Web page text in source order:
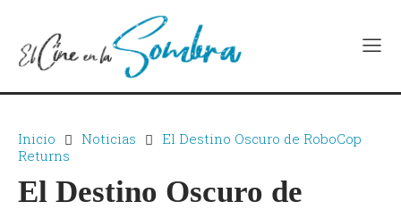
Inicio Noticias
El Destino Oscuro de RoboCop
Returns
El Destino Oscuro de